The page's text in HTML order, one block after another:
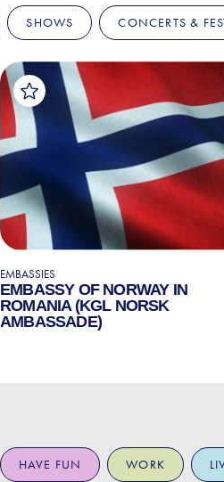
SHOWS CONCERTS &
EMBASSIES
EMBASSY OF NORWAY IN
ROMANIA (KGL NORSK
AMBASSADE)
HAVE FUN WORK